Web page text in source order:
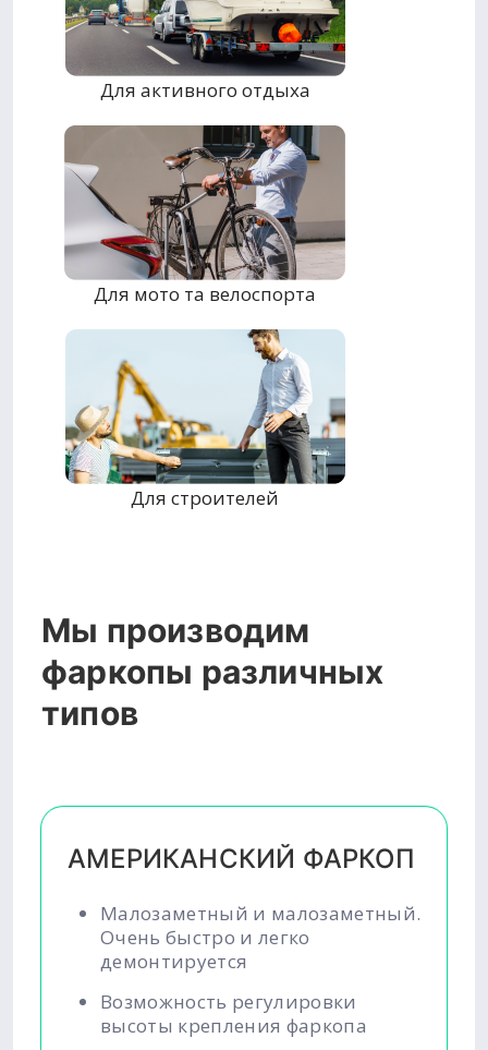
Для активного отдыха
Для мото та велоспорта
Для строителей
Мы производим
фаркопы различных
типов
АМЕРИКАНСКИЙ ФАРКОП
Малозаметный и малозаметный.
Очень быстро и легко
демонтируется
Возможность регулировки
высоты крепления фаркопа